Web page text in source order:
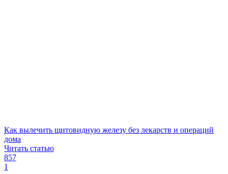
Как вылечить щитовидную железу без лекарств и операций
дома
Читать статью
857
1